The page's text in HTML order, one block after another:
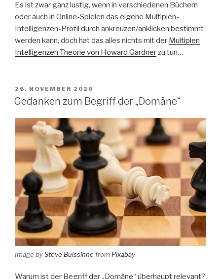
Es ist zwar ganz lustig, wenn in verschiedenen Büchern
oder auch in Online-Spielen das eigene Multiplen-
Intelligenzen-Profil durch ankreuzen/anklicken bestimmt
werden kann, doch hat das alles nichts mit der Multiplen
Intelligenzen Theorie von Howard Gardnerzu tun…
VERÖFFENTLICHT
AM
26. NOVEMBER 2020
Gedanken zum Begriff der „Domäne“
Image bySteve Buissinne from Pixabay
Warum ist der Begriff der „Domäne“ überhaupt relevant?